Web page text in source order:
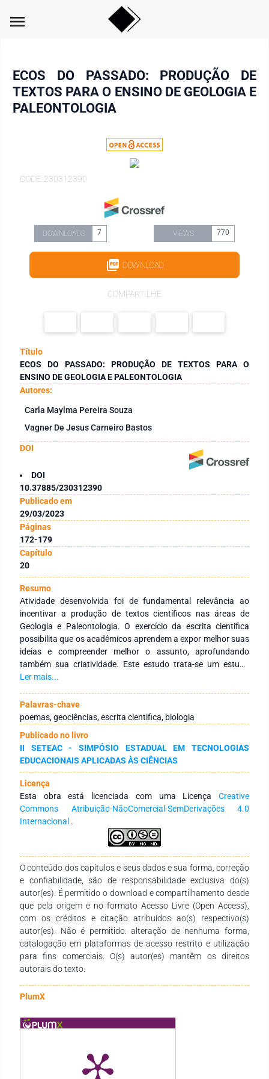
menu
ECOS DO PASSADO: PRODUÇÃO DE
TEXTOS PARA O ENSINO DE GEOLOGIA E
PALEONTOLOGIA
CODE: 230312390
DOWNLOADS 7 VIEWS 770
DOWNLOAD
COMPARTILHE
Título
ECOS DO PASSADO: PRODUÇÃO DE TEXTOS PARA O
ENSINO DE GEOLOGIA E PALEONTOLOGIA
Autores:
Carla Maylma Pereira Souza
Vagner De Jesus Carneiro Bastos
DOI
DOI
10.37885/230312390
Publicado em
29/03/2023
Páginas
172-179
Capítulo
20
Resumo
Atividade desenvolvida foi de fundamental relevância ao
incentivar a produção de textos científicos nas áreas de
Geologia e Paleontologia. O exercício da escrita cientifica
possibilita que os acadêmicos aprendem a expor melhor suas
ideias e compreender melhor o assunto, aprofundando
também sua criatividade. Este estudo trata-se um estudo
descritivo, por meio de pesquisas bibliográficas, onde os
cordel. Mediante aos textos produzidos, é perceptível que os
objetivos foram satisfatoriamente alcançados.
Ler mais...
Palavras-chave
poemas, geociências, escrita cientifica, biologia
Publicado no livro
II SETEAC - SIMPÓSIO ESTADUAL EM TECNOLOGIAS
EDUCACIONAIS APLICADAS ÀS CIÊNCIAS
Licença
Esta obra está licenciada com uma Licença Creative
Commons Atribuição-NãoComercial-SemDerivações 4.0
Internacional .
O conteúdo dos capítulos e seus dados e sua forma, correção
e confiabilidade, são de responsabilidade exclusiva do(s)
autor(es). É permitido o download e compartilhamento desde
que pela origem e no formato Acesso Livre (Open Access),
com os créditos e citação atribuídos ao(s) respectivo(s)
autor(es). Não é permitido: alteração de nenhuma forma,
catalogação em plataformas de acesso restrito e utilização
para fins comerciais. O(s) autor(es) mantêm os direitos
autorais do texto.
PlumX